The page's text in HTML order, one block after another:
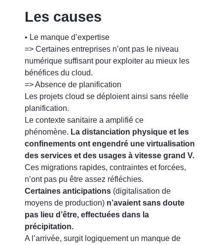
Les causes
• Le manque d’expertise
=> Certaines entreprises n’ont pas le niveau
numérique suffisant pour exploiter au mieux les
bénéfices du cloud.
=> Absence de planification
Les projets cloud se déploient ainsi sans réelle
planification.
Le contexte sanitaire a amplifié ce
phénomène. La distanciation physique et les
confinements ont engendré une virtualisation
des services et des usages à vitesse grand V.
Ces migrations rapides, contraintes et forcées,
n’ont pas pu être assez réfléchies.
Certaines anticipations (digitalisation de
moyens de production) n’avaient sans doute
pas lieu d’être, effectuées dans la
précipitation.
A l’arrivée, surgit logiquement un manque de